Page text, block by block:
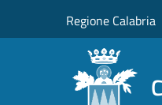
Regione Calabria